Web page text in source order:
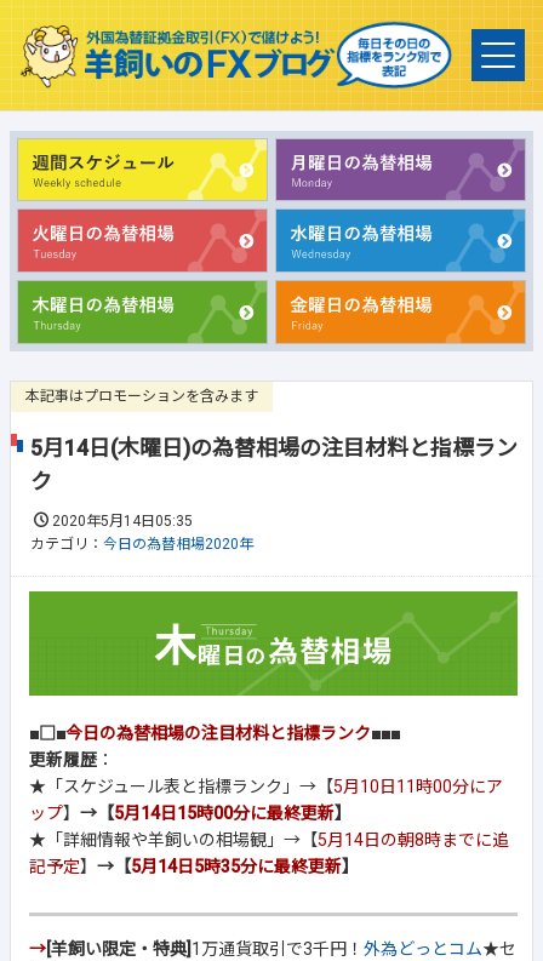
本記事はプロモーションを含みます
5月14日(木曜日)の為替相場の注目材料と指標ラン
ク
2020年5月14日05:35
カテゴリ： 今日の為替相場2020年
■□■今日の為替相場の注目材料と指標ランク■■■
更新履歴 ：
★「スケジュール表と指標ランク」→【5月10日11時00分にア
ップ】 →【5月14日15時00分に最終更新】
★「詳細情報や羊飼いの相場観」→【5月14日の朝8時までに追
記予定】 →【5月14日5時35分に最終更新】
→[羊飼い限定・特典] 1万通貨取引で3千円！ 外為どっとコム★セ